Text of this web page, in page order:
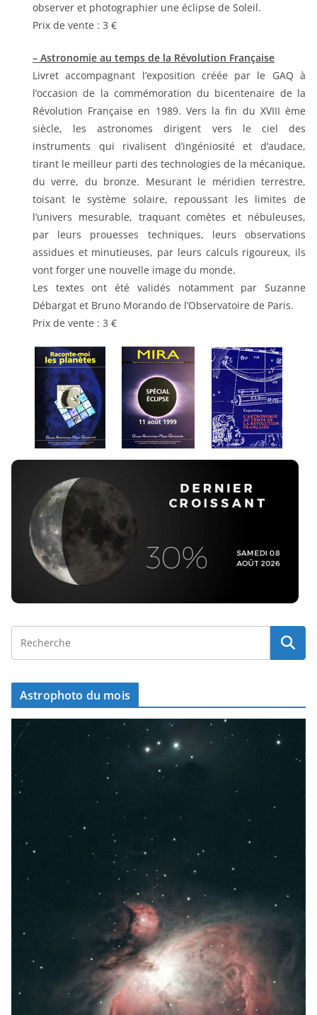
observer et photographier une éclipse de Soleil.
Prix de vente : 3 €
– Astronomie au temps de la Révolution Française
Livret accompagnant l’exposition créée par le GAQ à
l’occasion de la commémoration du bicentenaire de la
Révolution Française en 1989. Vers la fin du XVIII ème
siècle, les astronomes dirigent vers le ciel des
instruments qui rivalisent d’ingéniosité et d’audace,
tirant le meilleur parti des technologies de la mécanique,
du verre, du bronze. Mesurant le méridien terrestre,
toisant le système solaire, repoussant les limites de
l’univers mesurable, traquant comètes et nébuleuses,
par leurs prouesses techniques, leurs observations
assidues et minutieuses, par leurs calculs rigoureux, ils
vont forger une nouvelle image du monde.
Les textes ont été validés notamment par Suzanne
Débargat et Bruno Morando de l’Observatoire de Paris.
Prix de vente : 3 €
Astrophoto du mois